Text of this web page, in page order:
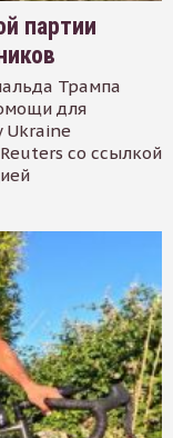
партии
Трампа
для
Ukraine
со ссылкой